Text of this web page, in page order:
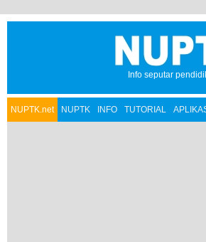
Info seputar
NUPTK.net NUPTK INFO TUTORIAL